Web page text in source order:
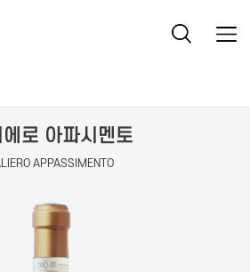
에로 아파시멘토
APPASSIMENTO